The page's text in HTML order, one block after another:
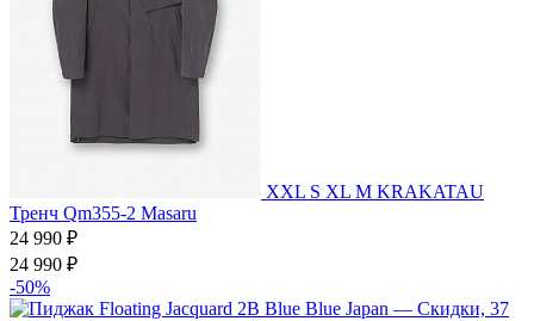
XXL S XL M KRAKATAU
Тренч Qm355-2 Masaru
24 990 ₽
24 990 ₽
-50%